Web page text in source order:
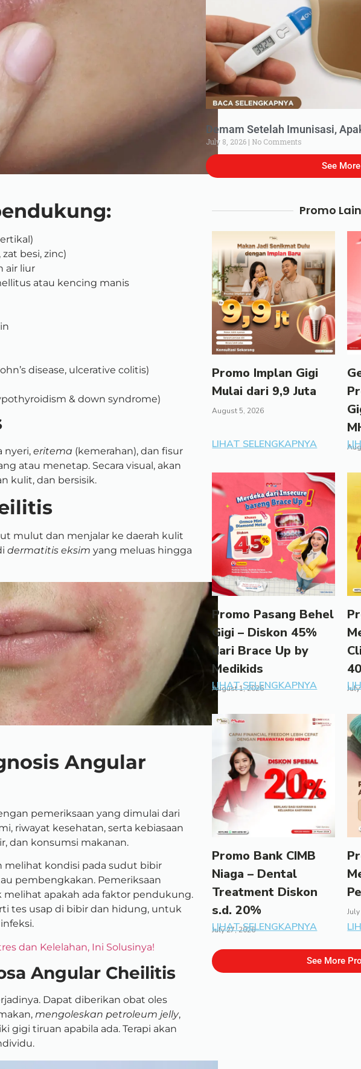
besi, zinc)
air liur
atau kencing manis
disease, ulcerative colitis)
& down syndrome)
nyeri, eritema (kemerahan), dan fisur
atau menetap. Secara visual, akan
kulit, dan bersisik.
mulut dan menjalar ke daerah kulit
dermatitis eksim yang meluas hingga
Angular
pemeriksaan yang dimulai dari
riwayat kesehatan, serta kebiasaan
dan konsumsi makanan.
melihat kondisi pada sudut bibir
pembengkakan. Pemeriksaan
apakah ada faktor pendukung.
tes usap di bibir dan hidung, untuk
dan Kelelahan, Ini Solusinya!
Angular Cheilitis
Dapat diberikan obat oles
mengoleskan petroleum jelly,
tiruan apabila ada. Terapi akan
Demam Setelah Imunisasi,
July 8, 2026 No Comments
See More
Promo
Promo Implan Gigi
Mulai dari 9,9 Juta
August 5, 2026
LIHAT SELENGKAPNYA
Promo Pasang Behel
Gigi – Diskon 45%
dari Brace Up by
Medikids
August 1, 2026
LIHAT SELENGKAPNYA
Promo Bank CIMB
Niaga – Dental
Treatment Diskon
s.d. 20%
July 27, 2026
LIHAT SELENGKAPNYA
See More